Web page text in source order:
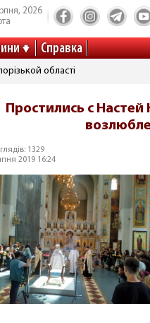
2026
Справка
області
Простились с
1329
2019 16:24